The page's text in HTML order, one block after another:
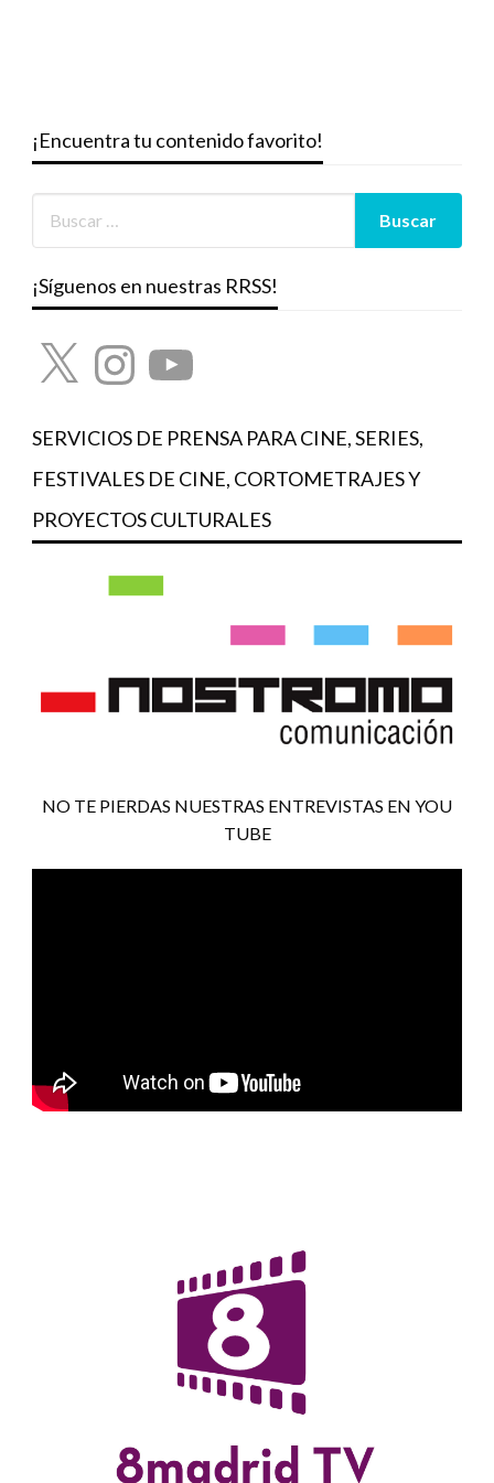
¡Encuentra tu contenido favorito!
¡Síguenos en nuestras RRSS!
X InstagramYouTube
SERVICIOS DE PRENSA PARA CINE, SERIES,
FESTIVALES DE CINE, CORTOMETRAJES Y
PROYECTOS CULTURALES
NO TE PIERDAS NUESTRAS ENTREVISTAS EN YOU
TUBE